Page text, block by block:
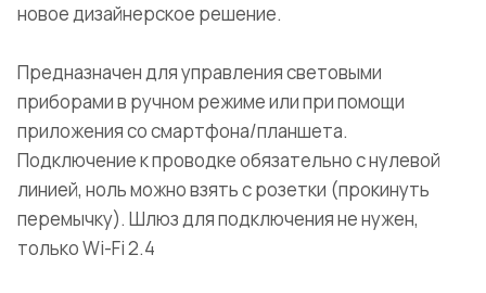
новое дизайнерское решение.
Предназначен для управления световыми
приборами в ручном режиме или при помощи
приложения со смартфона/планшета.
Подключение к проводке обязательно с нулевой
линией, ноль можно взять с розетки (прокинуть
перемычку). Шлюз для подключения не нужен,
только Wi-Fi 2.4